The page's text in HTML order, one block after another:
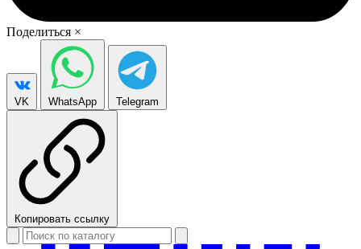
Поделиться ×
VK WhatsApp Telegram
Копировать ссылку